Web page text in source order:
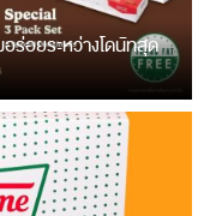
ร่อยระหว่างโดนัทสุด